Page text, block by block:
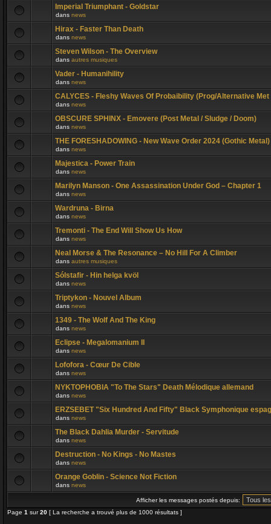
Imperial Triumphant - Goldstar
dans news
Hirax - Faster Than Death
dans news
Steven Wilson - The Overview
dans autres musiques
Vader - Humanihility
dans news
CALYCES - Fleshy Waves Of Probaibility (Prog/Alternative Met
dans news
OBSCURE SPHINX - Emovere (Post Metal / Sludge / Doom)
dans news
THE FORESHADOWING - New Wave Order 2024 (Gothic Metal)
dans news
Majestica - Power Train
dans news
Marilyn Manson - One Assassination Under God – Chapter 1
dans news
Wardruna - Birna
dans news
Tremonti - The End Will Show Us How
dans news
Neal Morse & The Resonance – No Hill For A Climber
dans autres musiques
Sólstafir - Hin helga kvöl
dans news
Triptykon - Nouvel Album
dans news
1349 - The Wolf And The King
dans news
Eclipse - Megalomanium II
dans news
Lofofora - Cœur De Cible
dans news
NYKTOPHOBIA "To The Stars" Death Mélodique allemand
dans news
ERZSEBET "Six Hundred And Fifty" Black Symphonique
dans news
The Black Dahlia Murder - Servitude
dans news
Destruction - No Kings - No Mastes
dans news
Orange Goblin - Science Not Fiction
dans news
Afficher les messages postés depuis:
Page 1 sur20 [ La recherche a trouvé plus de 1000 résultats ]